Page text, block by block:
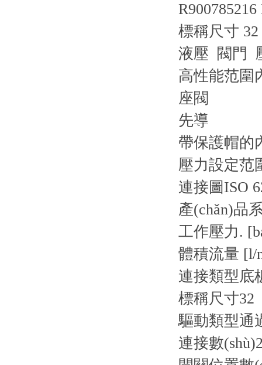
標稱尺寸
液壓 閥門
高性能范圍
座閥
先導
帶保護帽的
壓力設定范
連接圖ISO
產(chǎn)品
工作壓力.
體積流量 [l/
連接類型底
標稱尺寸32
驅動類型通
連接數(shù)